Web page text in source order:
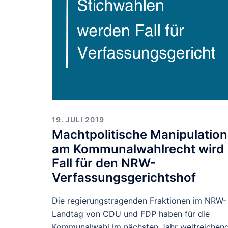
19. JULI 2019
Machtpolitische Manipulation
am Kommunalwahlrecht wird
Fall für den NRW-
Verfassungsgerichtshof
Die regierungstragenden Fraktionen im NRW-
Landtag von CDU und FDP haben für die